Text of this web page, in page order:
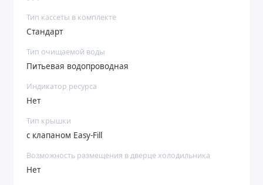
Тип кассеты в комплекте
Стандарт
Тип очищаемой воды
Питьевая водопроводная
Индикатор ресурса
Нет
Тип крышки
с клапаном Easy-Fill
Возможность размещения в дверце холодильника
Нет